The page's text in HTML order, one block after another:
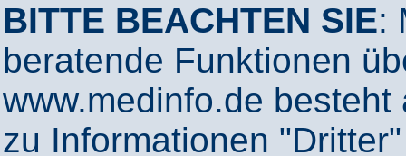
BITTE BEACHTEN SIE:
beratende Funktionen
www.medinfo.de
zu Informationen